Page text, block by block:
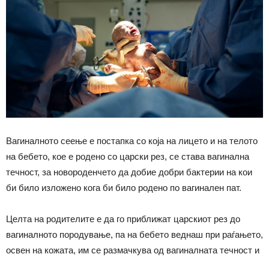
Вагиналното сеење е постапка со која на лицето и на телото
на бебето, кое е родено со царски рез, се става вагинална
течност, за новороденчето да добие добри бактерии на кои
би било изложено кога би било родено по вагинален пат.
Целта на родителите е да го приближат царскиот рез до
вагиналното породување, па на бебето веднаш при раѓањето,
освен на кожата, им се размачкува од вагиналната течност и